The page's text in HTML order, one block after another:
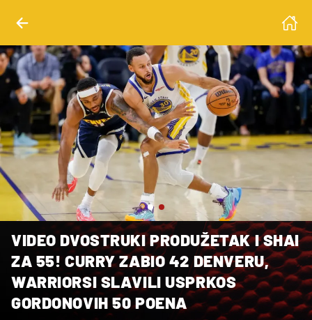
Imagn Images, : Bob Kupbens-Imagn Images
VIDEO DVOSTRUKI PRODUŽETAK I SHAI
ZA 55! CURRY ZABIO 42 DENVERU,
WARRIORSI SLAVILI USPRKOS
GORDONOVIH 50 POENA